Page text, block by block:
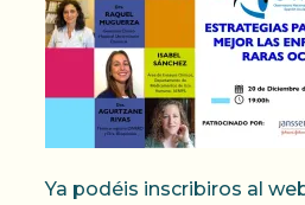
Ya podéis inscribiros al